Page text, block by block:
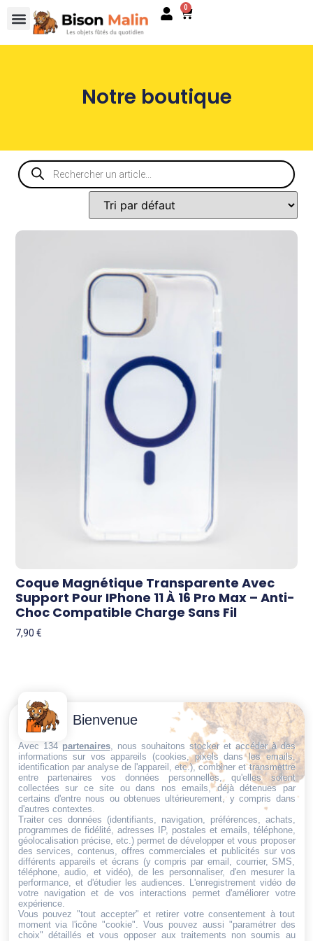
0
Notre boutique
Coque Magnétique Transparente Avec
Support Pour IPhone 11 À 16 Pro Max – Anti-
Choc Compatible Charge Sans Fil
7,90€
Trouvez ce qu'il vous faut,
au bon endroit
Conditions
générales
de vente
Politique de
cookies
Politique de
confidentialité
Mentions
légales
Conditions de
retour et de
remboursement
Droit de
rétractation
Contactez-
Nous
Email:
dt@sasbms.fr
Bienvenue
Avec 134 partenaires, nous souhaitons stocker et accéder à des
informations sur vos appareils (cookies, pixels dans les emails,
identification par analyse de l'appareil, etc.), combiner et transmettre
entre partenaires vos données personnelles, qu'elles soient
collectées sur ce site ou dans nos emails, déjà détenues par
certains d'entre nous ou obtenues ultérieurement, y compris dans
d'autres contextes.
Traiter ces données (identifiants, navigation, préférences, achats,
programmes de fidélité, adresses IP, postales et emails, téléphone,
géolocalisation précise, etc.) permet de développer et vous proposer
des services, contenus, offres commerciales et publicités sur vos
différents appareils et écrans (y compris par email, courrier, SMS,
téléphone, audio, et vidéo), de les personnaliser, d'en mesurer la
performance, et d'étudier les audiences. L'enregistrement vidéo de
votre navigation et de vos interactions permet d'améliorer votre
expérience.
Vous pouvez "tout accepter" et retirer votre consentement à tout
moment via l'icône "cookie" . Vous pouvez aussi "paramétrer des
choix" détaillés et vous opposer aux traitements non soumis au